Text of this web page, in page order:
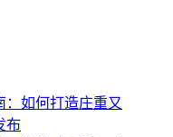
：如何打造庄重又